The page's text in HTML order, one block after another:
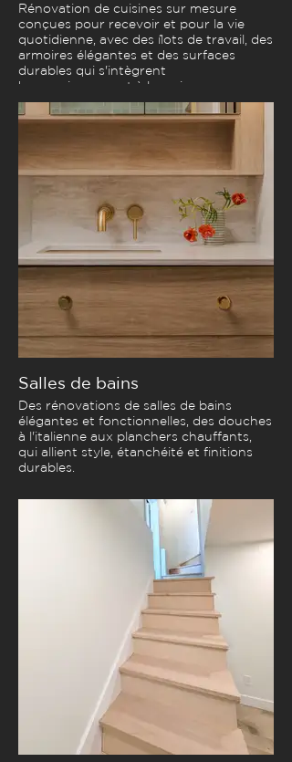
Rénovation de cuisines sur mesure
conçues pour recevoir et pour la vie
quotidienne, avec des îlots de travail, des
armoires élégantes et des surfaces
durables qui s'intègrent
harmonieusement à la maison.
Salles de bains
Des rénovations de salles de bains
élégantes et fonctionnelles, des douches
à l'italienne aux planchers chauffants,
qui allient style, étanchéité et finitions
durables.